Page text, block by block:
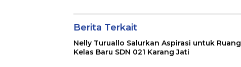
Berita Terkait
Nelly Turuallo Salurkan Aspirasi untuk Ruang
Kelas Baru SDN 021 Karang Jati